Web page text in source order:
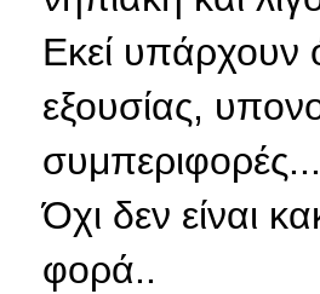
Εκεί υπάρχουν
εξουσίας,
Όχι δεν είναι
φορά..